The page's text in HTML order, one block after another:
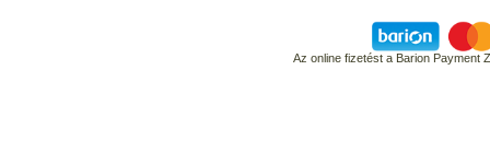
Az online fizetést a Barion Payment